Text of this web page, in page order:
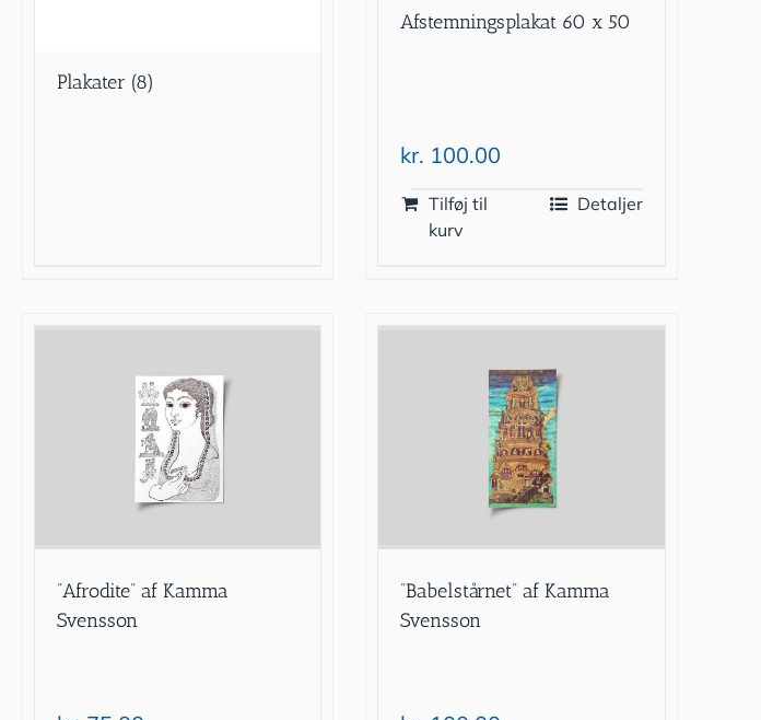
Plakater (8)
Afstemningsplakat 60 x 50
kr. 100.00
Tilføj til
kurv
Detaljer
”Afrodite” af Kamma
Svensson
”Babelstårnet” af Kamma
Svensson